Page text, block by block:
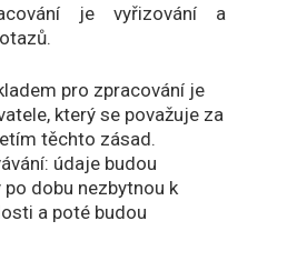
je vyřizování a
pro zpracování je
který se považuje za
těchto zásad.
údaje budou
po dobu nezbytnou k
a poté budou